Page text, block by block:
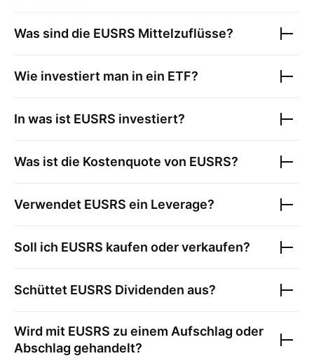
Was sind die EUSRS Mittelzuflüsse?
Wie investiert man in ein ETF?
In was ist EUSRS investiert?
Was ist die Kostenquote von EUSRS?
Verwendet EUSRS ein Leverage?
Soll ich EUSRS kaufen oder verkaufen?
Schüttet EUSRS Dividenden aus?
Wird mit EUSRS zu einem Aufschlag oder
Abschlag gehandelt?